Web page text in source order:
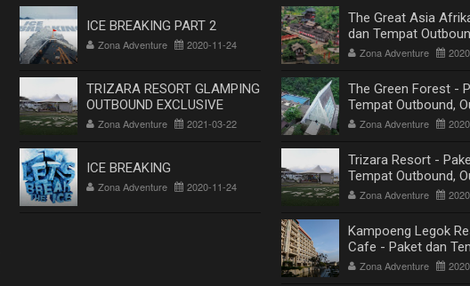
ICE BREAKING PART 2
Zona Adventure 2020-11-24
TRIZARA RESORT GLAMPING
OUTBOUND EXCLUSIVE
Zona Adventure 2021-03-22
ICE BREAKING
Zona Adventure 2020-11-24
The Great Asia
dan Tempat
Outing, Gathering di
Zona Adventure
The Green Forest -
Tempat Outbound,
Gathering di
Zona Adventure
Trizara Resort -
Tempat Outbound,
Gathering di
Zona Adventure
Kampoeng Legok
Cafe - Paket dan
Outbound, Outing,
Zona Adventure